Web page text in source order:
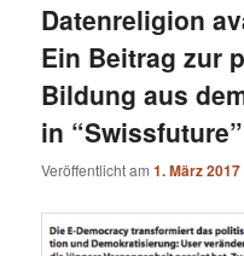
Datenreligion
Ein Beitrag zur
Bildung aus
in “Swissfuture”
Veröffentlicht am1. März 2017